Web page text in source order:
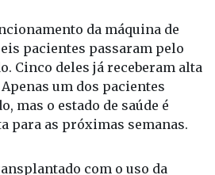
da máquina de
pacientes passaram pelo
Cinco deles já receberam alta
um dos pacientes
mas o estado de saúde é
para as próximas semanas.
com o uso da